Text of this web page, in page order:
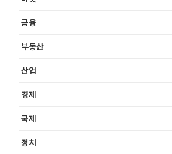
금융
부동산
산업
경제
국제
정치